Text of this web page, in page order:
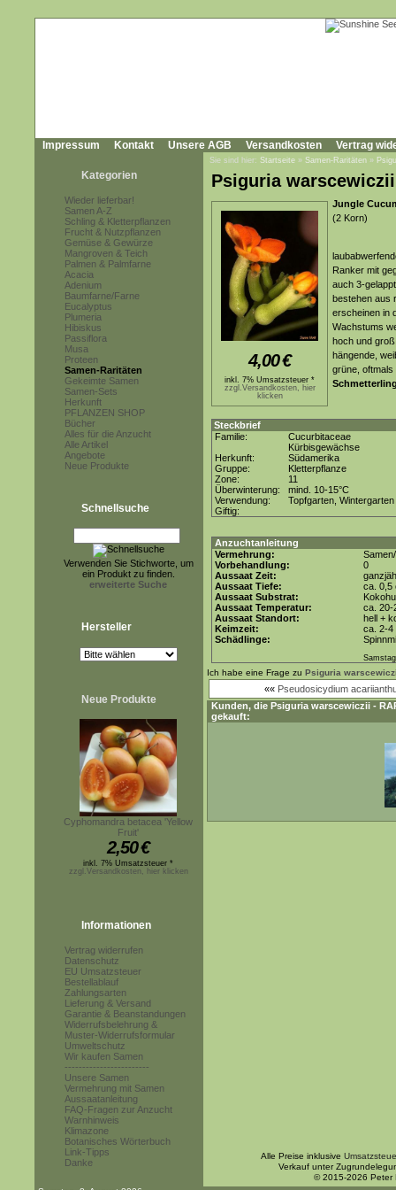
Impressum Kontakt Unsere AGB Versandkosten Vertrag
Kategorien
Wieder lieferbar!
Samen A-Z
Schling & Kletterpflanzen
Frucht & Nutzpflanzen
Gemüse & Gewürze
Mangroven & Teich
Palmen & Palmfarne
Acacia
Adenium
Baumfarne/Farne
Eucalyptus
Plumeria
Hibiskus
Passiflora
Musa
Proteen
Samen-Raritäten
Gekeimte Samen
Samen-Sets
Herkunft
PFLANZEN SHOP
Bücher
Alles für die Anzucht
Alle Artikel
Angebote
Neue Produkte
Schnellsuche
Verwenden Sie Stichworte, um
ein Produkt zu finden.
erweiterte Suche
Hersteller
Neue Produkte
Cyphomandra betacea 'Yellow
Fruit'
2,50€
inkl. 7% Umsatzsteuer *
zzgl.Versandkosten, hier klicken
Informationen
Vertrag widerrufen
Datenschutz
EU Umsatzsteuer
Bestellablauf
Zahlungsarten
Lieferung & Versand
Garantie & Beanstandungen
Widerrufsbelehrung &
Muster-Widerrufsformular
Umweltschutz
Wir kaufen Samen
------------------------
Unsere Samen
Vermehrung mit Samen
Aussaatanleitung
FAQ-Fragen zur Anzucht
Warnhinweis
Klimazone
Botanisches Wörterbuch
Link-Tipps
Danke
Sie sind hier: Startseite » Samen-Raritäten »
Psiguria
4,00€
inkl. 7% Umsatzsteuer *
zzgl.Versandkosten, hier
klicken
Jungle
(2 Korn)
Ranker mit
auch 3-
bestehen aus
erscheinen in
Wachstums
hoch und
hängende,
grüne,
Steckbrief
Familie:
Cucurbitaceae
Kürbisgewächse
Herkunft:
Südamerika
Gruppe:
Kletterpflanze
Zone:
11
Überwinterung:
mind. 10-15°C
Verwendung:
Topfgarten, Wintergarten
Giftig:
Anzuchtanleitung
Vermehrung:
Vorbehandlung:
0
Aussaat Zeit:
Aussaat Tiefe:
ca. 0,5
Aussaat Substrat:
Aussaat Temperatur:
ca. 20-
Aussaat Standort:
hell +
Keimzeit:
ca. 2-4
Schädlinge:
Ich habe eine Frage zu Psiguria
«« Pseudosicydium
Kunden, die Psiguria warscewiczii -
gekauft:
Alle Preise inklusive
Verkauf unter
© 2015-2026 Peter